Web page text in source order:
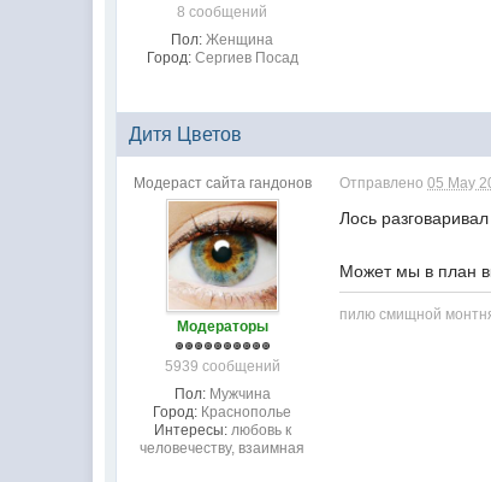
8 сообщений
Пол: Женщина
Город: Сергиев Посад
Дитя Цветов
Модераст сайта гандонов
Модераторы
5939 сообщений
Пол: Мужчина
Город: Краснополье
Интересы: любовь к
человечеству, взаимная
Отправлено05 May
Лось
Может мы в план
пилю смищной